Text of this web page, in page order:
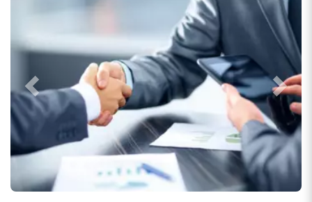
03/02/2022 Monika Słupczyńska
Previous Next